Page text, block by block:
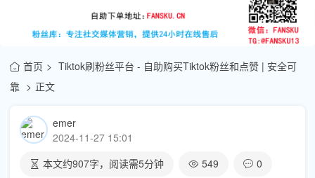
首页
Tiktok刷粉丝平台 - 自助购买Tiktok粉丝和点赞 | 安全可
靠
正文
emer
2024-11-27 15:01
本文约907字，阅读需5分钟 549 0